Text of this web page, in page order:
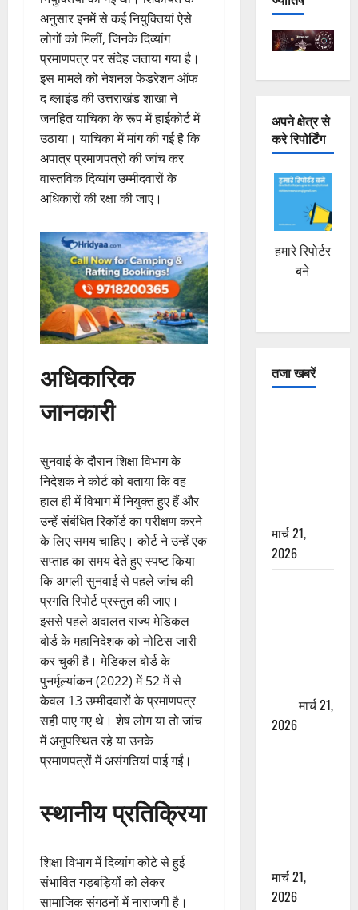
अनुसार इनमें से कई नियुक्तियां ऐसे
लोगों को मिलीं, जिनके दिव्यांग
प्रमाणपत्र पर संदेह जताया गया है।
इस मामले को नेशनल फेडरेशन ऑफ
द ब्लाइंड की उत्तराखंड शाखा ने
जनहित याचिका के रूप में हाईकोर्ट में
उठाया। याचिका में मांग की गई है कि
अपात्र प्रमाणपत्रों की जांच कर
वास्तविक दिव्यांग उम्मीदवारों के
अधिकारों की रक्षा की जाए।
अधिकारिक
जानकारी
सुनवाई के दौरान शिक्षा विभाग के
निदेशक ने कोर्ट को बताया कि वह
हाल ही में विभाग में नियुक्त हुए हैं और
उन्हें संबंधित रिकॉर्ड का परीक्षण करने
के लिए समय चाहिए। कोर्ट ने उन्हें एक
सप्ताह का समय देते हुए स्पष्ट किया
कि अगली सुनवाई से पहले जांच की
प्रगति रिपोर्ट प्रस्तुत की जाए।
इससे पहले अदालत राज्य मेडिकल
बोर्ड के महानिदेशक को नोटिस जारी
कर चुकी है। मेडिकल बोर्ड के
पुनर्मूल्यांकन (2022) में 52 में से
केवल 13 उम्मीदवारों के प्रमाणपत्र
सही पाए गए थे। शेष लोग या तो जांच
में अनुपस्थित रहे या उनके
प्रमाणपत्रों में असंगतियां पाई गईं।
स्थानीय प्रतिक्रिया
शिक्षा विभाग में दिव्यांग कोटे से हुई
संभावित गड़बड़ियों को लेकर
सामाजिक संगठनों में नाराजगी है।
अपने क्षेत्र से
करे रिपोर्टिंग
हमारे रिपोर्टर
बने
तजा खबरें
मार्च 21,
2026
मार्च 21,
2026
मार्च 21,
2026